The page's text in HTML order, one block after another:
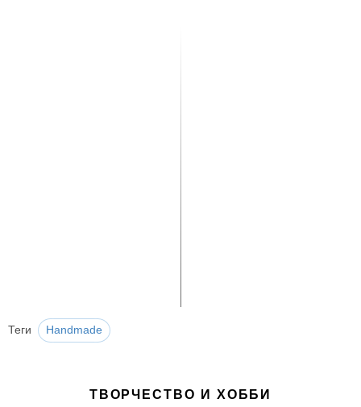
Теги Handmade
ТВОРЧЕСТВО И ХОББИ